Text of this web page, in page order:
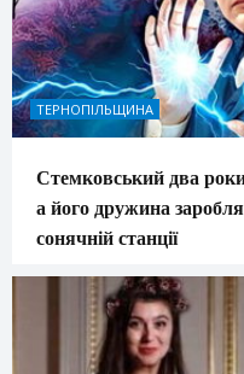
ТЕРНОПІЛЬЩИНА
Стемковський два
а його дружина
сонячній станції